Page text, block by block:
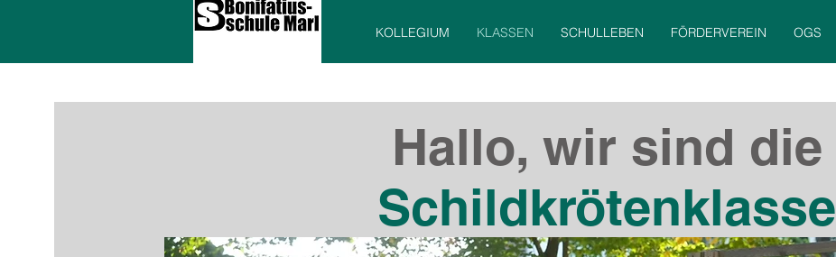
KOLLEGIUM KLASSEN SCHULLEBEN FÖRDERVEREIN OGS
Hallo, wir sind die
Schildkrötenklasse